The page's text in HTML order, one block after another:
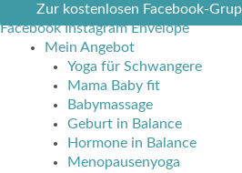
Inhalt
springen
Zur kostenlosen Facebook-
Facebook Instagram Envelope
Mein Angebot
Yoga für Schwangere
Mama Baby fit
Babymassage
Geburt in Balance
Hormone in Balance
Menopausenyoga